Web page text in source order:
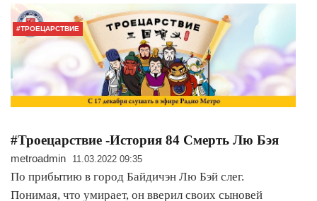
#ТРОЕЦАРСТВИЕ
#Троецарствие -История 84 Смерть Лю Бэя
metroadmin 11.03.2022 09:35
По прибытию в город Байдичэн Лю Бэй слег.
Понимая, что умирает, он вверил своих сыновей